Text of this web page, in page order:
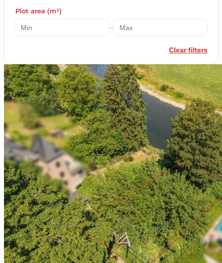
Plot area (m²)
–
Clear filters